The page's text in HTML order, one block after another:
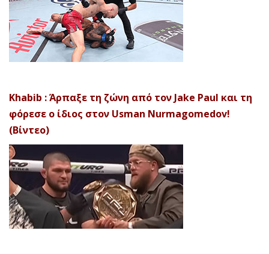
Khabib : Άρπαξε τη ζώνη από τον Jake Paul και τη
φόρεσε ο ίδιος στον Usman Nurmagomedov!
(Βίντεο)